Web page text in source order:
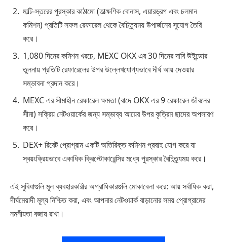
মাল্টি-স্তরের পুরস্কার কাঠামো (তাত্ক্ষণিক বোনাস, এয়ারড্রপ এবং চলমান
কমিশন) প্রতিটি সফল রেফারেল থেকে বৈচিত্র্যময় উপার্জনের সুযোগ তৈরি
করে।
1,080 দিনের কমিশন খরচে, MEXC OKX এর 30 দিনের দাবি উইন্ডোর
তুলনায় প্রতিটি রেফারেলের উপর উল্লেখযোগ্যভাবে দীর্ঘ আয় দেওয়ার
সম্ভাবনা প্রদান করে।
MEXC এর সীমাহীন রেফারেল ক্ষমতা (বাদে OKX এর 9 রেফারেল জীবনের
সীমা) সক্রিয় নেটওয়ার্কের জন্য সম্ভাব্য আয়ের উপর কৃত্রিম ছাদের অপসারণ
করে।
DEX+ রিবেট প্রোগ্রাম একটি অতিরিক্ত কমিশন প্রবাহ যোগ করে যা
স্বয়ংক্রিয়ভাবে একাধিক ক্রিপ্টোকারেন্সির মধ্যে পুরস্কার বৈচিত্র্যময় করে।
এই সুবিধাগুলি মূল ব্যবহারকারীর অগ্রাধিকারগুলি মোকাবেলা করে: আয় সর্বাধিক করা,
দীর্ঘমেয়াদী মূল্য নিশ্চিত করা, এবং আপনার নেটওয়ার্ক বাড়ানোর সময় প্রোগ্রামের
নমনীয়তা বজায় রাখা।